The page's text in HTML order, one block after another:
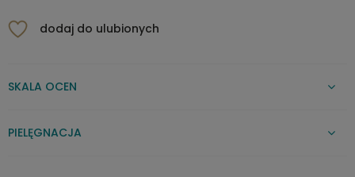
dodaj do ulubionych
SKALA OCEN
PIELĘGNACJA